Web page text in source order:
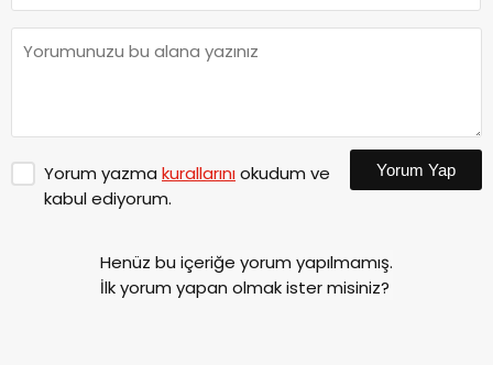
Yorum yazma kurallarınıokudum ve
kabul ediyorum.
Yorum Yap
Henüz bu içeriğe yorum yapılmamış.
İlk yorum yapan olmak ister misiniz?